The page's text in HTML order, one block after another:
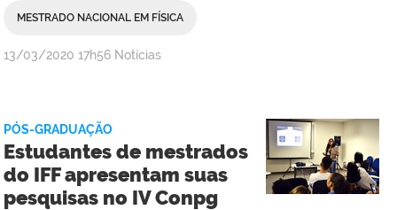
MESTRADO NACIONAL EM FÍSICA
por
Reitoria
publicado
13/03/2020 17h56 Notícias
PÓS-GRADUAÇÃO
Estudantes de mestrados
do IFF apresentam suas
pesquisas no IV Conpg